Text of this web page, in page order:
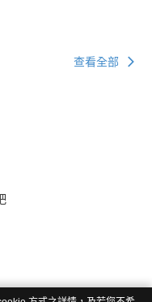
查看全部